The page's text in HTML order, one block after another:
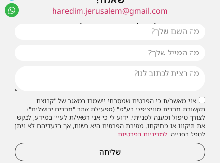
haredim.jerusalem@gmail.com
או שילחו אלינו פנייה ונחזור אליכם בהקדם
אני מאשר/ת כי הפרטים שמסרתי יישמרו במאגר של "קבוצת
תקשורת חרדים מוניציפלי בע"מ" (מפעילת אתר "חרדים ירושלים")
לצורך טיפול ומענה לפנייתי. ידוע לי כי אני רשאי/ת לעיין במידע, לבקש
את תיקונו או מחיקתו. מסירת הפרטים היא רשות, אך בלעדיהם לא ניתן
לטפל בפנייה. למדיניות הפרטיות.
שליחה